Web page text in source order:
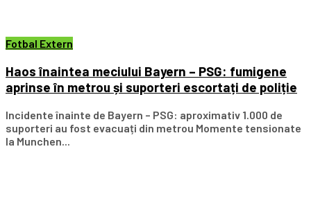
Fotbal Extern
Haos înaintea meciului Bayern – PSG: fumigene
aprinse în metrou și suporteri escortați de poliție
Incidente înainte de Bayern – PSG: aproximativ 1.000 de
suporteri au fost evacuați din metrou Momente tensionate
la Munchen...